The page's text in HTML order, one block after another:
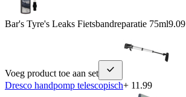
Bar's Tyre's Leaks Fietsbandreparatie 75ml9.09
Voeg product toe aan set
Dresco handpomp telescopisch+ 11.99